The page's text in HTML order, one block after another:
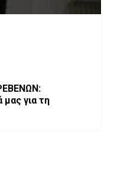
μας για τη